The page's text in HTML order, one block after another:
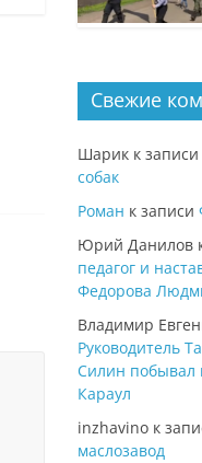
Свежие
Шарик к записи
собак
Роман к записи
Юрий Данилов
педагог и
Федорова
Владимир
Руководитель
Силин побывал
Караул
inzhavino к
маслозавод